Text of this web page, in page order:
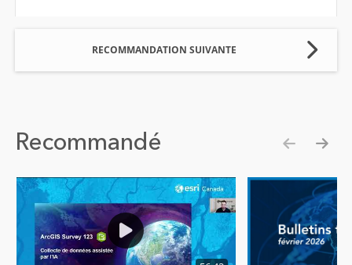
RECOMMANDATION SUIVANTE
Recommandé